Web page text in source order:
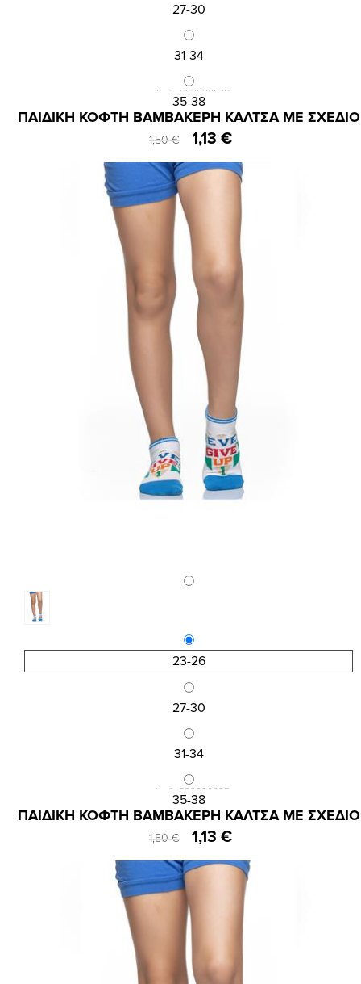
27-30
31-34
35-38
Κωδ.:SS202004B
ΠΑΙΔΙΚΗ ΚΟΦΤΗ ΒΑΜΒΑΚΕΡΗ ΚΑΛΤΣΑ ΜΕ ΣΧΕΔΙΟ
1,50 € 1,13 €
23-26
27-30
31-34
35-38
Κωδ.:SS202003B
ΠΑΙΔΙΚΗ ΚΟΦΤΗ ΒΑΜΒΑΚΕΡΗ ΚΑΛΤΣΑ ΜΕ ΣΧΕΔΙΟ
1,50 € 1,13 €